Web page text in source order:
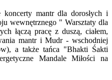
mantr dla dorosłych i
wewnętrznego " Warsztaty dla
łączą pracę z duszą, ciałem,
mantr i Mudr - wschodniej
a także tańca "Bhakti Śakti
Mandale Miłości na